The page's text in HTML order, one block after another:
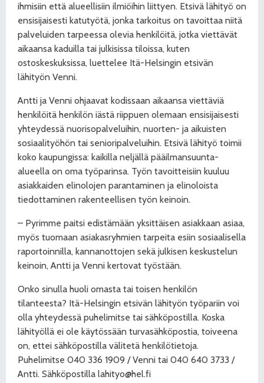
ihmisiin että alueellisiin ilmiöihin liittyen. Etsivä lähityö on
ensisijaisesti katutyötä, jonka tarkoitus on tavoittaa niitä
palveluiden tarpeessa olevia henkilöitä, jotka viettävät
aikaansa kaduilla tai julkisissa tiloissa, kuten
ostoskeskuksissa, luettelee Itä-Helsingin etsivän
lähityön Venni.
Antti ja Venni ohjaavat kodissaan aikaansa viettäviä
henkilöitä henkilön iästä riippuen olemaan ensisijaisesti
yhteydessä nuorisopalveluihin, nuorten- ja aikuisten
sosiaalityöhön tai senioripalveluihin. Etsivä lähityö toimii
koko kaupungissa: kaikilla neljällä pääilmansuunta-
alueella on oma työparinsa. Työn tavoitteisiin kuuluu
asiakkaiden elinolojen parantaminen ja elinoloista
tiedottaminen rakenteellisen työn keinoin.
– Pyrimme paitsi edistämään yksittäisen asiakkaan asiaa,
myös tuomaan asiakasryhmien tarpeita esiin sosiaalisella
raportoinnilla, kannanottojen sekä julkisen keskustelun
keinoin, Antti ja Venni kertovat työstään.
Onko sinulla huoli omasta tai toisen henkilön
tilanteesta? Itä-Helsingin etsivän lähityön työpariin voi
olla yhteydessä puhelimitse tai sähköpostilla. Koska
lähityöllä ei ole käytössään turvasähköpostia, toiveena
on, ettei sähköpostilla välitetä henkilötietoja.
Puhelimitse 040 336 1909 / Venni tai 040 640 3733 /
Antti. Sähköpostilla lahityo@hel.fi